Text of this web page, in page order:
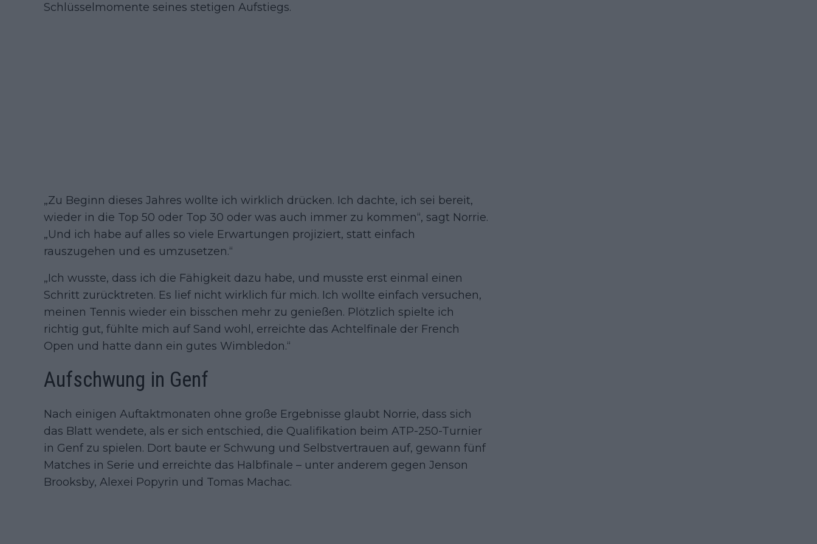
Schlüsselmomente seines stetigen Aufstiegs.
„Zu Beginn dieses Jahres wollte ich wirklich drücken. Ich dachte, ich sei bereit,
wieder in die Top 50 oder Top 30 oder was auch immer zu kommen“, sagt Norrie.
„Und ich habe auf alles so viele Erwartungen projiziert, statt einfach
rauszugehen und es umzusetzen.“
„Ich wusste, dass ich die Fähigkeit dazu habe, und musste erst einmal einen
Schritt zurücktreten. Es lief nicht wirklich für mich. Ich wollte einfach versuchen,
meinen Tennis wieder ein bisschen mehr zu genießen. Plötzlich spielte ich
richtig gut, fühlte mich auf Sand wohl, erreichte das Achtelfinale der French
Open und hatte dann ein gutes Wimbledon.“
Aufschwung in Genf
Nach einigen Auftaktmonaten ohne große Ergebnisse glaubt Norrie, dass sich
das Blatt wendete, als er sich entschied, die Qualifikation beim ATP-250-Turnier
in Genf zu spielen. Dort baute er Schwung und Selbstvertrauen auf, gewann fünf
Matches in Serie und erreichte das Halbfinale – unter anderem gegen Jenson
Brooksby, Alexei Popyrin und Tomas Machac.